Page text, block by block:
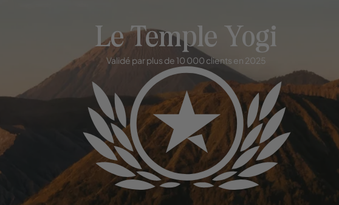
Le Temple Yogi
Validé par plus de 10 000 clients en 2025